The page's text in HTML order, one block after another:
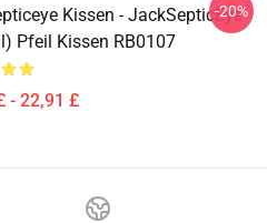
Kissen - JackSepticEye
Pfeil Kissen RB0107
- 22,91 £
-20%